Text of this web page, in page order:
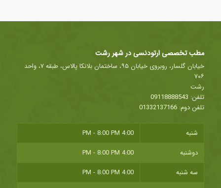
مطب تخصصی ارتودنسی در شهر رشت
خیابان گلسار، روبروی خیابان ۹۵، ساختمان بلانکا پالاس، طبقه ۷، واحد
۷۰۶
رشت
تلفن: 09118888543
تلفن دوم: 01332137166
شنبه
4:00 PM - 8:00 PM
دوشنبه
4:00 PM - 8:00 PM
سه شنبه
4:00 PM - 8:00 PM